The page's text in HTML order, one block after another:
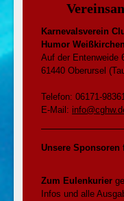
Karnevalsverein
Humor
Auf der Entenweide
61440 Oberursel
Telefon: 06171-
E-Mail:
Unsere Sponsoren
Zum Eulenkurier
Infos und alle